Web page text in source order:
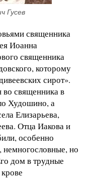
Гусев
священника
Иоанна
священника
которому
сирот».
священника в
Худошино, а
Елизарьева,
Отца Иакова и
особенно
но
дом в трудные